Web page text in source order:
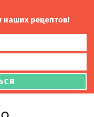
наших рецептов!